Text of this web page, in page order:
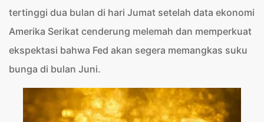
tertinggi dua bulan di hari Jumat setelah data ekonomi
Amerika Serikat cenderung melemah dan memperkuat
ekspektasi bahwa Fed akan segera memangkas suku
bunga di bulan Juni.